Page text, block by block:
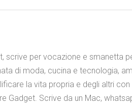
scrive per vocazione e smanetta
di moda, cucina e tecnologia,
la vita propria e degli altri
Gadget. Scrive da un Mac,